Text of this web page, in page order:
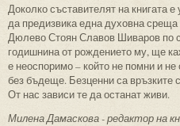
Доколко съставителят на книгата
да предизвика една духовна
Дюлево Стоян Славов Шиваров по
годишнина от рождението му, ще
е неоспоримо – който не помни и
без бъдеще. Безценни са връзките
От нас зависи те да останат живи.
Милена Дамаскова - редактор на